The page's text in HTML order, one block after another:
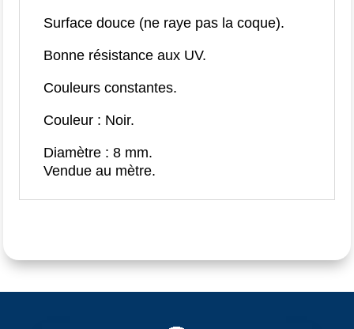
Surface douce (ne raye pas la coque).
Bonne résistance aux UV.
Couleurs constantes.
Couleur : Noir.
Diamètre : 8 mm.
Vendue au mètre.